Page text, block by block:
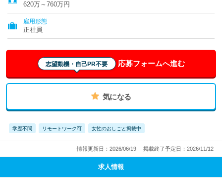
620万～760万円
雇用形態
正社員
志望動機・自己PR不要 応募フォームへ進む
気になる
学歴不問 リモートワーク可 女性のおしごと掲載中
情報更新日：2026/06/19 掲載終了予定日：2026/11/12
求人情報